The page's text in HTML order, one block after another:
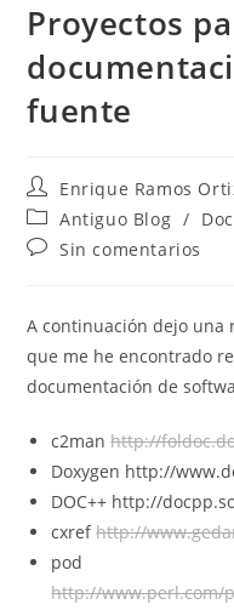
Proyectos
fuente
Autor
de
la
entrada:
Enrique Ramos
Categoría
de
la
Antiguo Blog /
Comentarios
entrada:
Sin comentarios
A continuación dejo una
que me he encontrado
documentación de
c2manhttp://
Doxygen http://
DOC++ http://
cxrefhttp://
pod
http://www.perl.com/